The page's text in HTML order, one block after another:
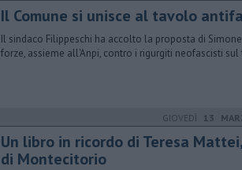
Il Comune si unisce al tavolo
Il sindaco Filippeschi ha accolto la proposta di
forze, assieme all'Anpi, contro i rigurgiti neofascisti
GIOVEDÌ 13
​Un libro in ricordo di Teresa
di Montecitorio